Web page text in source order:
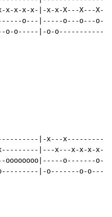
x-x-x-x-|-x-x-X---X---
o---|-----o---o---o-
o-o-----|-o-
|-x---
|---x---x-x-x-x-
o-------
|-o-------o-